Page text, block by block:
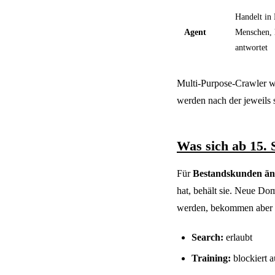
Agent
Handelt in
antwortet
Multi-Purpose-Crawler
werden nach der jeweils
Was sich ab 15.
FürBestandskunden
hat, behält sie. Neue
werden, bekommen
Search: erlaubt
Training: blockiert